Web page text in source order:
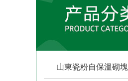
山東瓷粉自保溫砌塊